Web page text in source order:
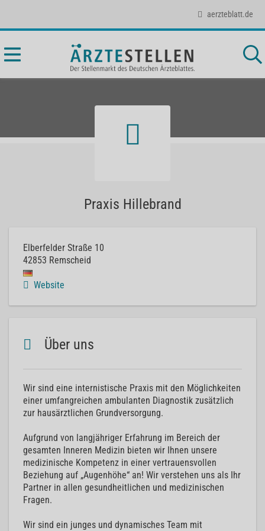
aerzteblatt.de
Praxis Hillebrand
Elberfelder Straße 10
42853 Remscheid
Website
Über uns
Wir sind eine internistische Praxis mit den Möglichkeiten
einer umfangreichen ambulanten Diagnostik zusätzlich
zur hausärztlichen Grundversorgung.
Aufgrund von langjähriger Erfahrung im Bereich der
gesamten Inneren Medizin bieten wir Ihnen unsere
medizinische Kompetenz in einer vertrauensvollen
Beziehung auf „Augenhöhe“ an! Wir verstehen uns als Ihr
Partner in allen gesundheitlichen und medizinischen
Fragen.
Wir sind ein junges und dynamisches Team mit